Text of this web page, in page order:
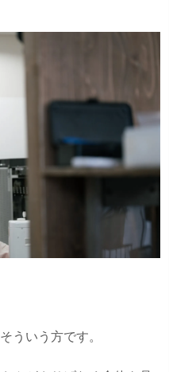
ういう方です。